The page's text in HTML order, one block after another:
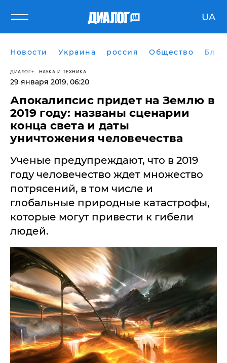
UA
Новости Украина россия Общество
ДИАЛОГ НАУКА И ТЕХНИКА
29 января 2019, 06:20
Апокалипсис придет на Землю в
2019 году: названы сценарии
конца света и даты
уничтожения человечества
Ученые предупреждают, что в 2019
году человечество ждет множество
потрясений, в том числе и
глобальные природные катастрофы,
которые могут привести к гибели
людей.